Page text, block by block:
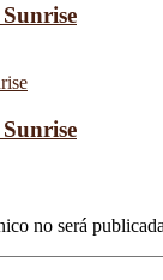
no será